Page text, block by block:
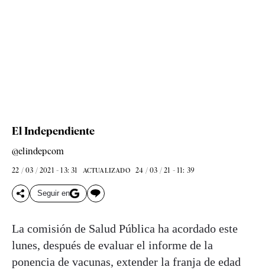
El Independiente
@elindepcom
22 / 03 / 2021 - 13: 31 ACTUALIZADO 24 / 03 / 21 - 11: 39
Seguir en
La comisión de Salud Pública ha acordado este
lunes, después de evaluar el informe de la
ponencia de vacunas, extender la franja de edad